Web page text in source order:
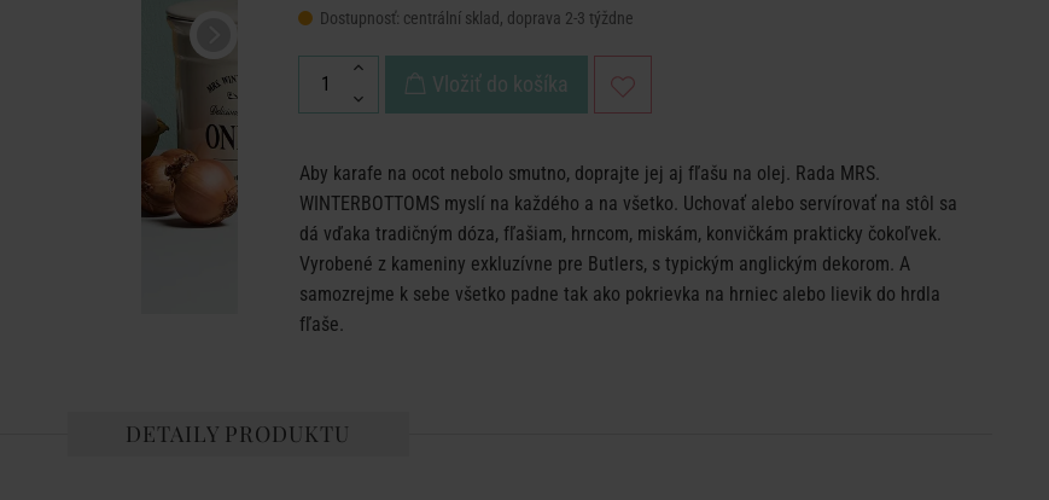
Dostupnosť: centrální sklad, doprava 2-3 týždne
Vložiť do košíka
Aby karafe na ocot nebolo smutno, doprajte jej aj fľašu na olej. Rada MRS.
WINTERBOTTOMS myslí na každého a na všetko. Uchovať alebo servírovať na stôl sa
dá vďaka tradičným dóza, fľašiam, hrncom, miskám, konvičkám prakticky čokoľvek.
Vyrobené z kameniny exkluzívne pre Butlers, s typickým anglickým dekorom. A
samozrejme k sebe všetko padne tak ako pokrievka na hrniec alebo lievik do hrdla
fľaše.
DETAILY PRODUKTU